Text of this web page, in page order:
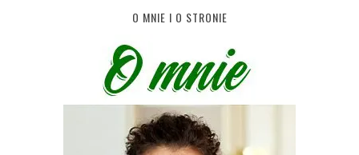
O MNIE I O STRONIE